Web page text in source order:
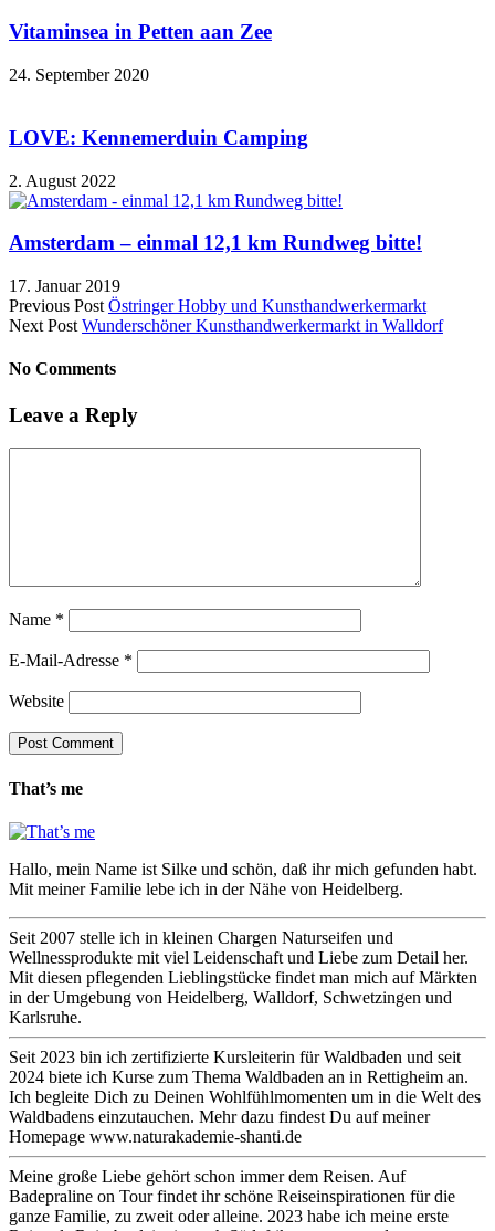
Vitaminsea in Petten aan Zee
24. September 2020
LOVE: Kennemerduin Camping
2. August 2022
Amsterdam – einmal 12,1 km Rundweg bitte!
17. Januar 2019
Previous Post Östringer Hobby und Kunsthandwerkermarkt
Next Post Wunderschöner Kunsthandwerkermarkt in Walldorf
No Comments
Leave a Reply
Name *
E-Mail-Adresse *
Website
That’s me
Hallo, mein Name ist Silke und schön, daß ihr mich gefunden habt.
Mit meiner Familie lebe ich in der Nähe von Heidelberg.
Seit 2007 stelle ich in kleinen Chargen Naturseifen und
Wellnessprodukte mit viel Leidenschaft und Liebe zum Detail her.
Mit diesen pflegenden Lieblingstücke findet man mich auf Märkten
in der Umgebung von Heidelberg, Walldorf, Schwetzingen und
Karlsruhe.
Seit 2023 bin ich zertifizierte Kursleiterin für Waldbaden und seit
2024 biete ich Kurse zum Thema Waldbaden an in Rettigheim an.
Ich begleite Dich zu Deinen Wohlfühlmomenten um in die Welt des
Waldbadens einzutauchen. Mehr dazu findest Du auf meiner
Homepage www.naturakademie-shanti.de
Meine große Liebe gehört schon immer dem Reisen. Auf
Badepraline on Tour findet ihr schöne Reiseinspirationen für die
ganze Familie, zu zweit oder alleine. 2023 habe ich meine erste